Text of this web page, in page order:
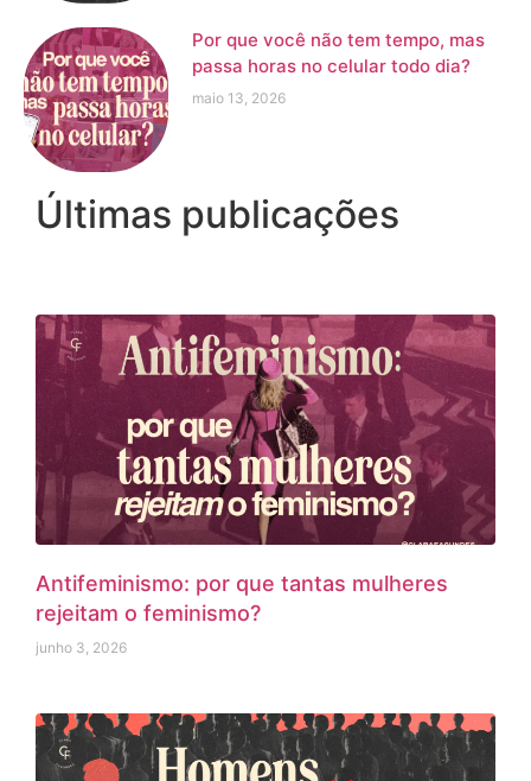
Por que você não tem tempo, mas
passa horas no celular todo dia?
maio 13, 2026
Últimas publicações
Antifeminismo: por que tantas mulheres
rejeitam o feminismo?
junho 3, 2026